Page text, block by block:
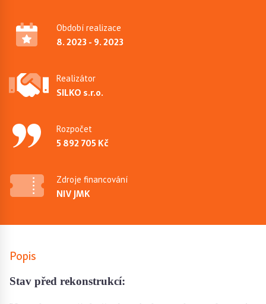
Období realizace
8. 2023 - 9. 2023
Realizátor
SILKO s.r.o.
Rozpočet
5 892 705 Kč
Zdroje financování
NIV JMK
Popis
Stav před rekonstrukcí: